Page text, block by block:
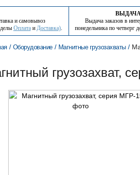
и самовывоз
Оплатаи Доставка).
Выдача заказов в
понедельника по четверг
/ Оборудование/ Магнитные грузозахваты/
грузозахват,